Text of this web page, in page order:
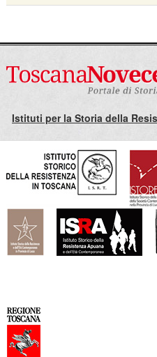
Istituti per la Storia della